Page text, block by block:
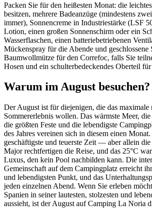
Packen Sie für den heißesten Monat: die
besitzen, mehrere Badeanzüge (mindestens
immer), Sonnencreme in Industriestärke (LSF
Lotion, einen großen Sonnenschirm oder ein
Wasserflaschen, einen batteriebetriebenen
Mückenspray für die Abende und geschlossene
Baumwollmütze für den Correfoc, falls Sie
Hosen und ein schulterbedeckendes Oberteil
Warum im August besuchen?
Der August ist für diejenigen, die das maximale
Sommererlebnis wollen. Das wärmste Meer,
die größten Feste und die lebendigste
des Jahres vereinen sich in diesem einen Monat.
geschäftigste und teuerste Zeit — aber allein die
Major rechtfertigen die Reise, und das 25°C
Luxus, den kein Pool nachbilden kann. Die
Gemeinschaft auf dem Campingplatz erreicht
und lebendigsten Punkt, und das
jeden einzelnen Abend. Wenn Sie erleben
Spanien in seiner lautesten, stolzesten und
aussieht, ist der August auf Camping La Noria